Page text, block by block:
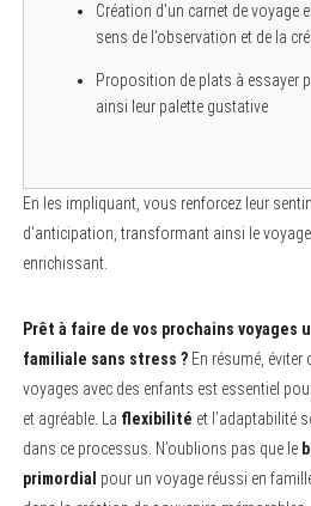
Création d’un carnet de voyage
sens de l’observation et de la
Proposition de plats à essayer
ainsi leur palette gustative
En les impliquant, vous renforcez leur
d’anticipation, transformant ainsi le
enrichissant.
Prêt à faire de vos prochains voyages
familiale sans stress ? En résumé,
voyages avec des enfants est essentiel
et agréable. La flexibilité et l’adaptabilité
dans ce processus. N’oublions pas que le
primordial pour un voyage réussi en